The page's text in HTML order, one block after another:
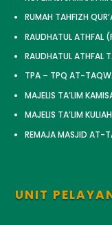
RUMAH TAHFIZH
RAUDHATUL ATHFAL
RAUDHATUL
TPA – TPQ AT-
MAJELIS TA’LIM
MAJELIS TA’LIM
REMAJA MASJID AT-
UNIT